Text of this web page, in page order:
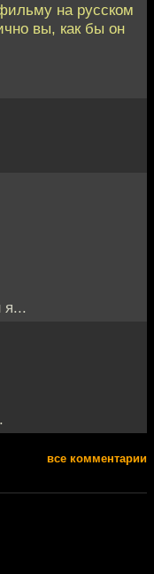
на русском
вы, как бы он
я...
все комментарии